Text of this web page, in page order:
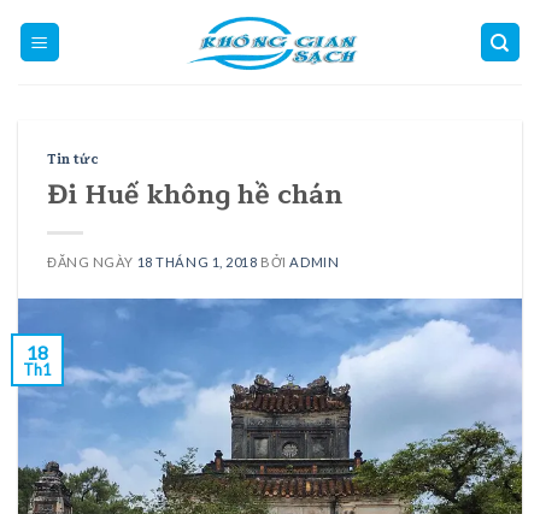
Tin tức
Đi Huế không hề chán
ĐĂNG NGÀY 18 THÁNG 1, 2018 BỞI ADMIN
18
Th1